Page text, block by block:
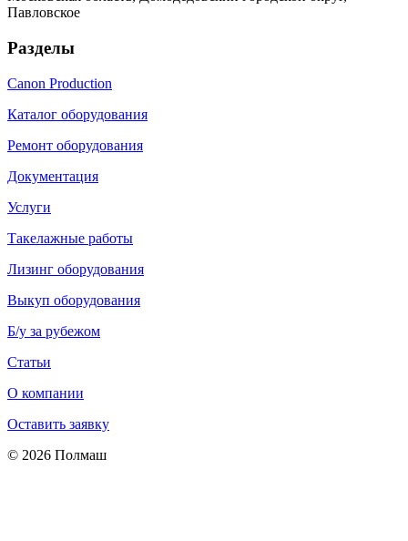
Павловское
Разделы
Canon Production
Каталог оборудования
Ремонт оборудования
Документация
Услуги
Такелажные работы
Лизинг оборудования
Выкуп оборудования
Б/у за рубежом
Статьи
О компании
Оставить заявку
© 2026 Полмаш